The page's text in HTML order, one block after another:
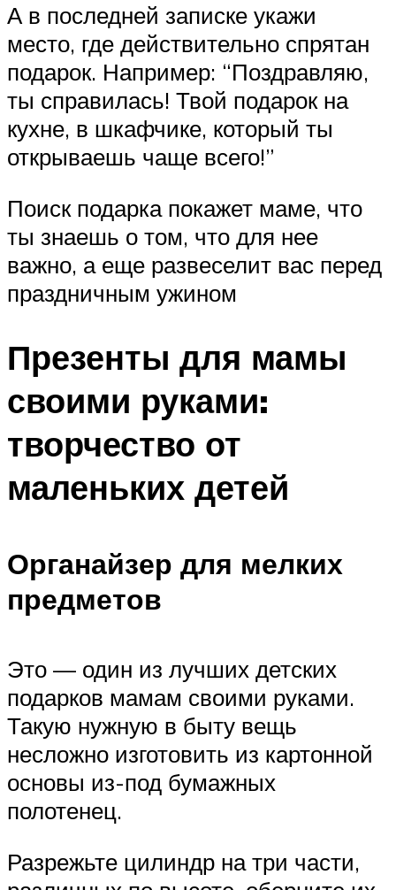
А в последней записке укажи
место, где действительно спрятан
подарок. Например: “Поздравляю,
ты справилась! Твой подарок на
кухне, в шкафчике, который ты
открываешь чаще всего!”
Поиск подарка покажет маме, что
ты знаешь о том, что для нее
важно, а еще развеселит вас перед
праздничным ужином
Презенты для мамы
своими руками:
творчество от
маленьких детей
Органайзер для мелких
предметов
Это — один из лучших детских
подарков мамам своими руками.
Такую нужную в быту вещь
несложно изготовить из картонной
основы из-под бумажных
полотенец.
Разрежьте цилиндр на три части,